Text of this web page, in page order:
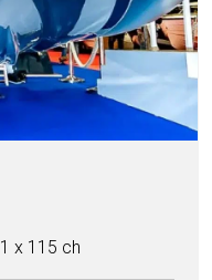
1 x 115 ch